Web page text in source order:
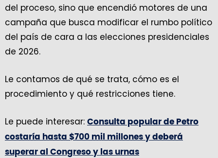
del proceso, sino que encendió motores de una
campaña que busca modificar el rumbo político
del país de cara a las elecciones presidenciales
de 2026.
Le contamos de qué se trata, cómo es el
procedimiento y qué restricciones tiene.
Le puede interesar: Consulta popular de Petro
costaría hasta $700 mil millones y deberá
superar al Congreso y las urnas